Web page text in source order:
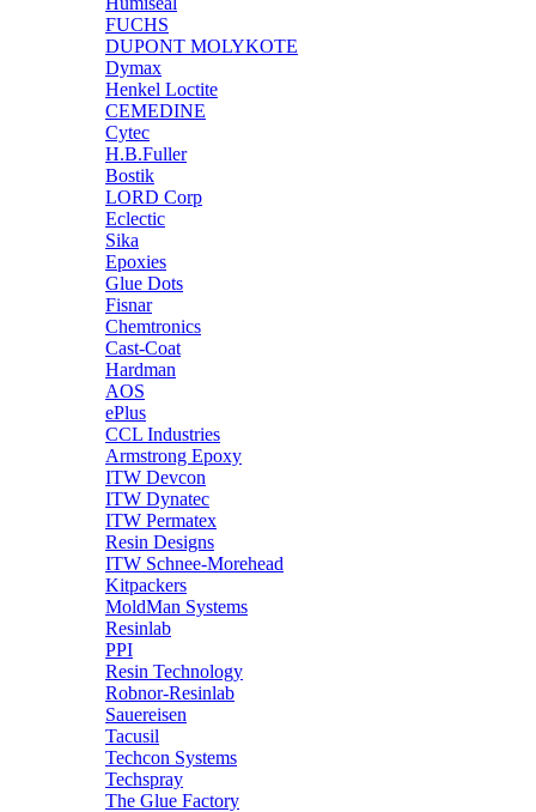
FUCHS
DUPONT MOLYKOTE
Dymax
Henkel Loctite
CEMEDINE
Cytec
H.B.Fuller
Bostik
LORD Corp
Eclectic
Sika
Epoxies
Glue Dots
Fisnar
Chemtronics
Cast-Coat
Hardman
AOS
ePlus
CCL Industries
Armstrong Epoxy
ITW Devcon
ITW Dynatec
ITW Permatex
Resin Designs
ITW Schnee-Morehead
Kitpackers
MoldMan Systems
Resinlab
PPI
Resin Technology
Robnor-Resinlab
Sauereisen
Tacusil
Techcon Systems
Techspray
The Glue Factory